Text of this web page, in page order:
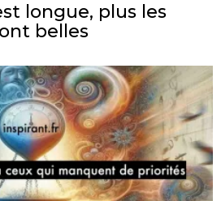
longue, plus les
belles